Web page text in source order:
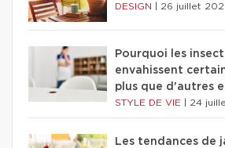
DESIGN 26 juillet
Pourquoi les
envahissent
plus que d'autres
STYLE DE VIE 24
Les tendances de